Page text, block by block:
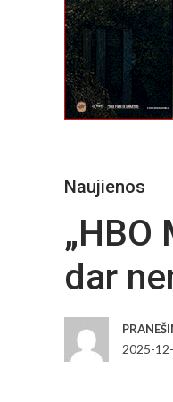
Naujienos
dar
2025-